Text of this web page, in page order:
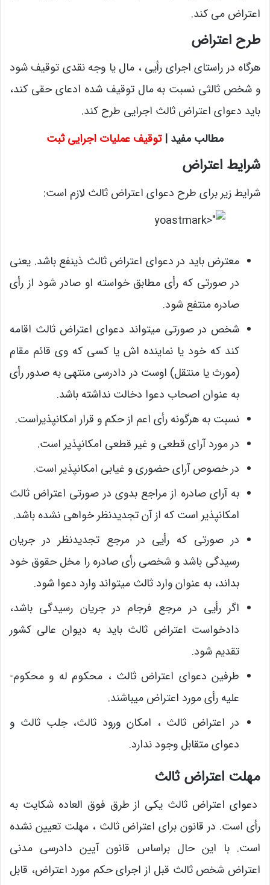
اعتراض می­ کند.
طرح اعتراض
هرگاه در راستای اجرای رأیی ، مال یا وجه نقدی توقیف شود
و شخص ثالثی نسبت به مال توقیف شده ادعای حقی کند،
باید دعوای اعتراض ثالث اجرایی طرح کند.
مطالب مفید |توقیف عملیات اجرایی ثبت
شرایط اعتراض
شرایط زیر برای طرح دعوای اعتراض ثالث لازم است:
معترض باید در دعوای اعتراض ثالث ذینفع باشد. یعنی
در صورتی که رأی مطابق خواسته او صادر شود از رأی
صادره منتفع شود.
شخص در صورتی می­تواند دعوای اعتراض ثالث اقامه
کند که خود یا نماینده ­اش یا کسی که وی قائم مقام
(مورث یا منتقل) اوست در دادرسی منتهی به صدور رأی
به عنوان اصحاب دعوا دخالت نداشته باشد.
نسبت به هرگونه رأی اعم از حکم و قرار امکان­پذیراست.
در مورد آرای قطعی و غیر قطعی امکان­پذیر است.
در خصوص آرای حضوری و غیابی امکان­پذیر است.
به آرای صادره از مراجع بدوی در صورتی اعتراض ثالث
امکان­پذیر است که از آن تجدیدنظر خواهی نشده باشد.
در صورتی که رأیی در مرجع تجدیدنظر در جریان
رسیدگی باشد و شخصی رأی صادره را مخل حقوق خود
بداند، به عنوان وارد ثالث می­تواند وارد دعوا شود.
اگر رأیی در مرجع فرجام در جریان رسیدگی باشد،
دادخواست اعتراض ثالث باید به دیوان عالی کشور
تقدیم شود.
طرفین دعوای اعتراض ثالث ، محکوم ­له و محکوم­
علیه رأی مورد اعتراض می­باشند.
در اعتراض ثالث ، امکان ورود ثالث، جلب ثالث و
دعوای متقابل وجود ندارد.
مهلت اعتراض ثالث
دعوای اعتراض ثالث یکی از طرق فوق­ العاده شکایت به
رأی است. در قانون برای اعتراض ثالث ، مهلت تعیین نشده
است. با این حال براساس قانون آیین دادرسی مدنی
اعتراض شخص ثالث قبل از اجرای حکم مورد اعتراض، قابل